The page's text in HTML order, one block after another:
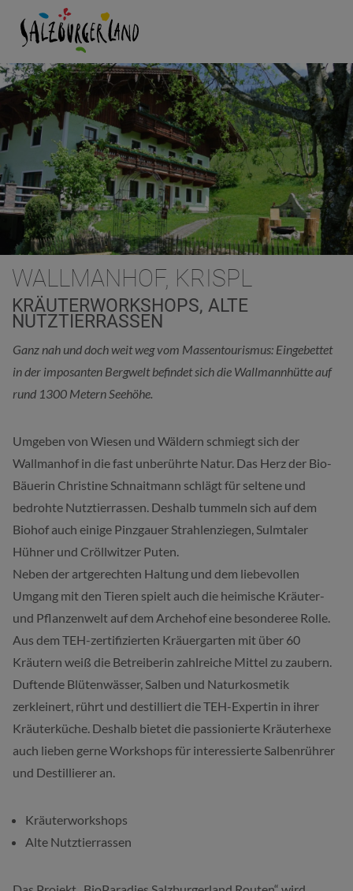
WALLMANHOF, KRISPL
KRÄUTERWORKSHOPS, ALTE
NUTZTIERRASSEN
Ganz nah und doch weit weg vom Massentourismus: Eingebettet
in der imposanten Bergwelt befindet sich die Wallmannhütte auf
rund 1300 Metern Seehöhe.
Umgeben von Wiesen und Wäldern schmiegt sich der
Wallmanhof in die fast unberührte Natur. Das Herz der Bio-
Bäuerin Christine Schnaitmann schlägt für seltene und
bedrohte Nutztierrassen. Deshalb tummeln sich auf dem
Biohof auch einige Pinzgauer Strahlenziegen, Sulmtaler
Hühner und Cröllwitzer Puten.
Neben der artgerechten Haltung und dem liebevollen
Umgang mit den Tieren spielt auch die heimische Kräuter-
und Pflanzenwelt auf dem Archehof eine besonderee Rolle.
Aus dem TEH-zertifizierten Kräuergarten mit über 60
Kräutern weiß die Betreiberin zahlreiche Mittel zu zaubern.
Duftende Blütenwässer, Salben und Naturkosmetik
zerkleinert, rührt und destilliert die TEH-Expertin in ihrer
Kräuterküche. Deshalb bietet die passionierte Kräuterhexe
auch lieben gerne Workshops für interessierte Salbenrührer
und Destillierer an.
Kräuterworkshops
Alte Nutztierrassen